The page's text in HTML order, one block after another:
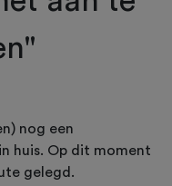
nog een
huis. Op dit moment
gelegd.